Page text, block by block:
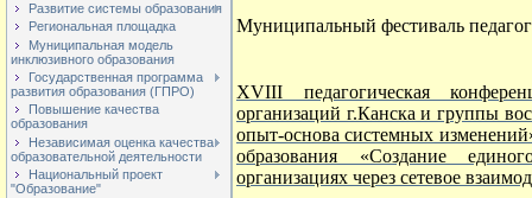
Развитие системы образования
Региональная площадка
Муниципальная модель
инклюзивного образования
Государственная программа
развития образования (ГПРО)
Повышение качества
образования
Независимая оценка качества
образовательной деятельности
Национальный проект
"Образование"
Муниципальный фестиваль
XVIII педагогическая
организаций г.Канска и группы
опыт-основа системных
образования «Создание
организациях через сетевое